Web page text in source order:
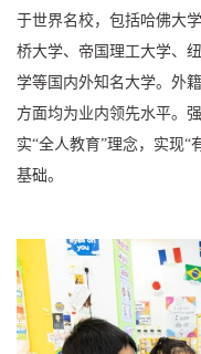
于世界名校，包括哈佛大
桥大学、帝国理工大学、
学等国内外知名大学。外
方面均为业内领先水平。
实“全人教育”理念，实现“
基础。